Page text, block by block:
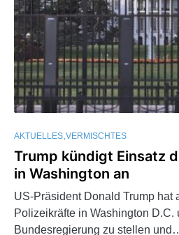
AKTUELLES VERMISCHTES
Trump kündigt Einsatz
in Washington an
US-Präsident Donald Trump hat
Polizeikräfte in Washington D.C.
Bundesregierung zu stellen